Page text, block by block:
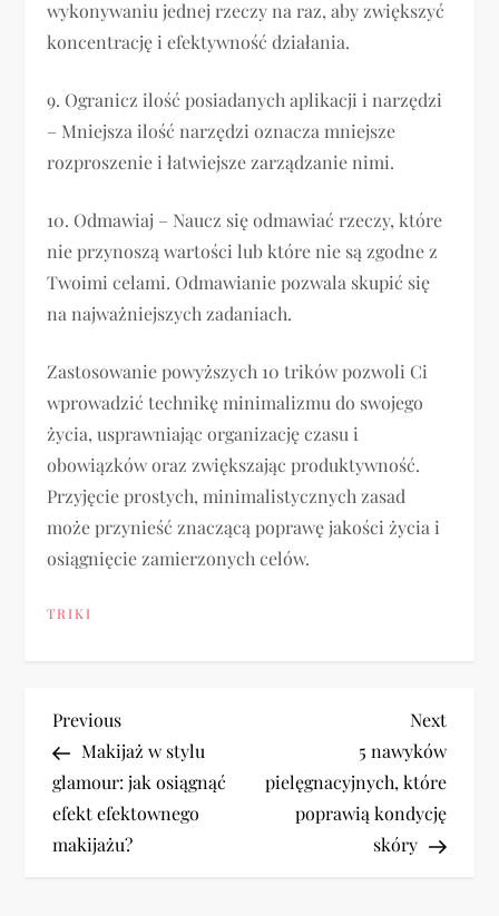
wykonywaniu jednej rzeczy na raz, aby zwiększyć
koncentrację i efektywność działania.
9. Ogranicz ilość posiadanych aplikacji i narzędzi
– Mniejsza ilość narzędzi oznacza mniejsze
rozproszenie i łatwiejsze zarządzanie nimi.
10. Odmawiaj – Naucz się odmawiać rzeczy, które
nie przynoszą wartości lub które nie są zgodne z
Twoimi celami. Odmawianie pozwala skupić się
na najważniejszych zadaniach.
Zastosowanie powyższych 10 trików pozwoli Ci
wprowadzić technikę minimalizmu do swojego
życia, usprawniając organizację czasu i
obowiązków oraz zwiększając produktywność.
Przyjęcie prostych, minimalistycznych zasad
może przynieść znaczącą poprawę jakości życia i
osiągnięcie zamierzonych celów.
TRIKI
N
a
w
Previous
Post
Previous
Makijaż w stylu
glamour: jak osiągnąć
efekt efektownego
makijażu?
Next
Post
Next
5 nawyków
pielęgnacyjnych, które
poprawią kondycję
skóry